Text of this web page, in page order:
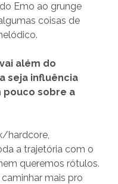
Emo ao grunge
coisas de
além do
seja influência
pouco sobre a
hardcore,
a trajetória com o
queremos rótulos.
mais pro